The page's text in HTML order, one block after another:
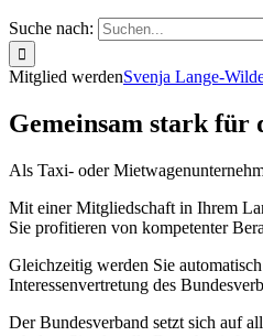
Suche nach:
Mitglied werdenSvenja Lange-
Gemeinsam stark für
Als Taxi- oder
Mit einer Mitgliedschaft in Ihrem
Sie profitieren von kompetenter
Gleichzeitig werden Sie
Interessenvertretung des
Der Bundesverband setzt sich auf